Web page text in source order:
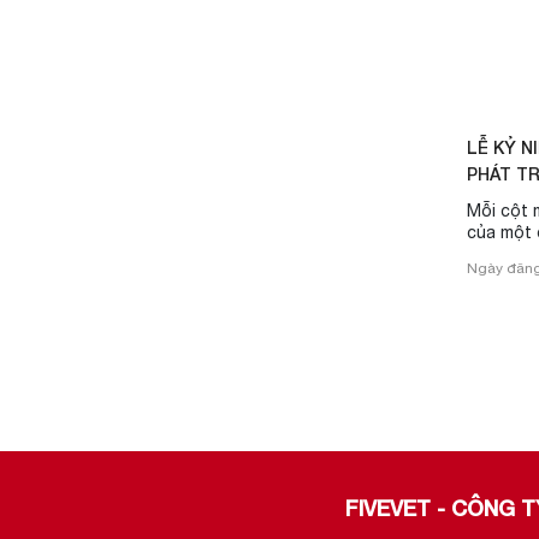
LỄ KỶ
PHÁT
ĐÁNH
Mỗi cột
của một
lại năm
Ngày
FIVEVET - CÔNG